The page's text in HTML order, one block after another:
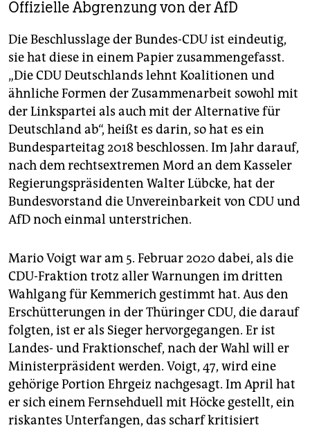
Offizielle Abgrenzung von der AfD
Die Beschlusslage der Bundes-CDU ist eindeutig,
sie hat diese in einem Papier zusammengefasst.
„Die CDU Deutschlands lehnt Koalitionen und
ähnliche Formen der Zusammenarbeit sowohl mit
der Linkspartei als auch mit der Alternative für
Deutschland ab“, heißt es darin, so hat es ein
Bundesparteitag 2018 beschlossen. Im Jahr darauf,
nach dem rechtsextremen Mord an dem Kasseler
Regierungspräsidenten Walter Lübcke, hat der
Bundesvorstand die Unvereinbarkeit von CDU und
AfD noch einmal unterstrichen.
Mario Voigt war am 5. Februar 2020 dabei, als die
CDU-Fraktion trotz aller Warnungen im dritten
Wahlgang für Kemmerich gestimmt hat. Aus den
Erschütterungen in der Thüringer CDU, die darauf
folgten, ist er als Sieger hervorgegangen. Er ist
Landes- und Fraktionschef, nach der Wahl will er
Ministerpräsident werden. Voigt, 47, wird eine
gehörige Portion Ehrgeiz nachgesagt. Im April hat
er sich einem Fernsehduell mit Höcke gestellt, ein
riskantes Unterfangen, das scharf kritisiert